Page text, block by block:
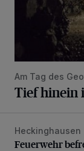
Am Tag des
Tief hinein
Feuerwehr
Heckinghausen
Feuerwehr